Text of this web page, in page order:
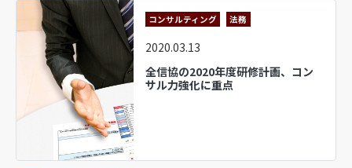
コンサルティング 法務
2020.03.13
全信協の2020年度研修計画、コン
サル力強化に重点